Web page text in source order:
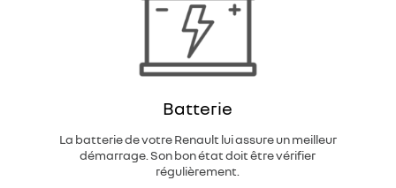
Batterie
La batterie de votre Renault lui assure un meilleur
démarrage. Son bon état doit être vérifier
régulièrement.